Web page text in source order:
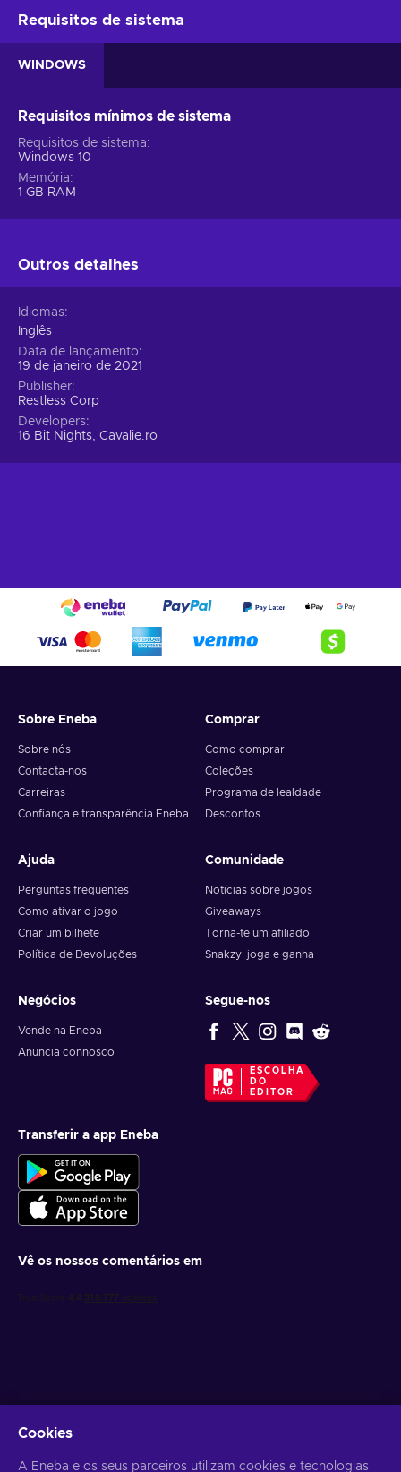
Requisitos de sistema
WINDOWS
Requisitos mínimos de sistema
Requisitos de sistema
Windows 10
Memória
1 GB RAM
Outros detalhes
Idiomas
Inglês
Data de lançamento
19 de janeiro de 2021
Publisher
Restless Corp
Developers
16 Bit Nights, Cavalie.ro
Sobre Eneba
Sobre nós
Contacta-nos
Carreiras
Confiança e transparência Eneba
Comprar
Como comprar
Coleções
Programa de lealdade
Descontos
Ajuda
Perguntas frequentes
Como ativar o jogo
Criar um bilhete
Política de Devoluções
Comunidade
Notícias sobre jogos
Giveaways
Torna-te um afiliado
Snakzy: joga e ganha
Negócios
Vende na Eneba
Anuncia connosco
Segue-nos
ESCOLHA
DO
EDITOR
Transferir a app Eneba
Vê os nossos comentários em
Cookies
A Eneba e os seus parceiros utilizam cookies e tecnologias